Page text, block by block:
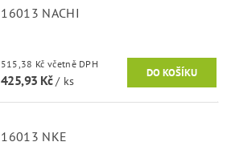
16013 NACHI
515,38 Kč včetně DPH
425,93 Kč/ ks
16013 NKE